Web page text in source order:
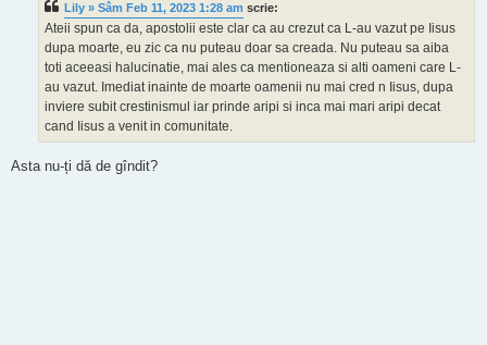
Lily » Sâm Feb 11, 2023 1:28 am scrie:
Ateii spun ca da, apostolii este clar ca au crezut ca L-au vazut pe Iisus
dupa moarte, eu zic ca nu puteau doar sa creada. Nu puteau sa aiba
toti aceeasi halucinatie, mai ales ca mentioneaza si alti oameni care L-
au vazut. Imediat inainte de moarte oamenii nu mai cred n Iisus, dupa
inviere subit crestinismul iar prinde aripi si inca mai mari aripi decat
cand Iisus a venit in comunitate.
Asta nu-ți dă de gîndit?